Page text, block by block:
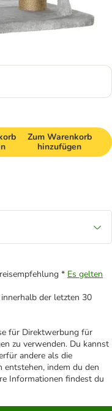
Zum Warenkorb
hinzufügen
* Es gelten
der letzten 30
für Direktwerbung für
zu verwenden. Du kannst
andere als die
indem du den
Informationen findest du